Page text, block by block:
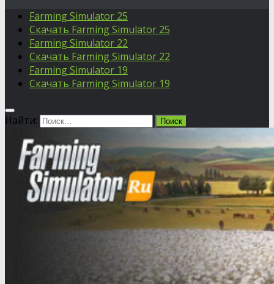
Farming Simulator 25
Скачать Farming Simulator 25
Farming Simulator 22
Скачать Farming Simulator 22
Farming Simulator 19
Скачать Farming Simulator 19
Найти: